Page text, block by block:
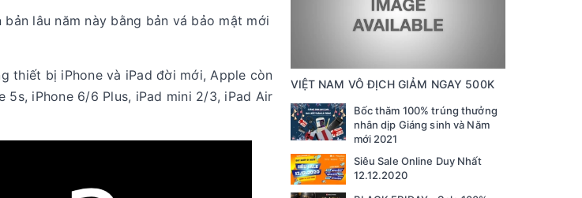
lâu năm này bằng bản vá bảo mật mới
thiết bị iPhone và iPad đời mới, Apple còn
iPhone 6/6 Plus, iPad mini 2/3, iPad Air
VIỆT NAM VÔ ĐỊCH GIẢM NGAY 500K
Bốc thăm 100% trúng thưởng
nhân dịp Giáng sinh và Năm
mới 2021
Siêu Sale Online Duy Nhất
12.12.2020